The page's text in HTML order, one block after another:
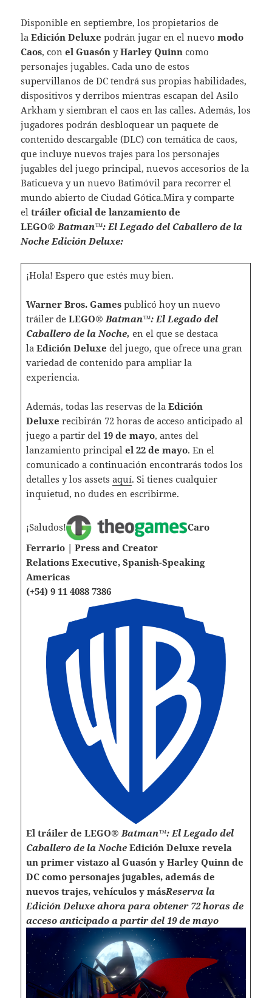
Disponible en septiembre, los propietarios de
laEdición Deluxe podrán jugar en el nuevomodo
Caos, conel Guasón yHarley Quinn como
personajes jugables. Cada uno de estos
supervillanos de DC tendrá sus propias habilidades,
dispositivos y derribos mientras escapan del Asilo
Arkham y siembran el caos en las calles. Además, los
jugadores podrán desbloquear un paquete de
contenido descargable (DLC) con temática de caos,
que incluye nuevos trajes para los personajes
jugables del juego principal, nuevos accesorios de la
Baticueva y un nuevo Batimóvil para recorrer el
mundo abierto de Ciudad Gótica.Mira y comparte
eltráiler oficial de lanzamiento de
LEGO® Batman™: El Legado del Caballero de la
Noche Edición Deluxe:
¡Hola! Espero que estés muy bien.
Warner Bros. Gamespublicó hoy un nuevo
tráiler de LEGO® Batman™: El Legado del
Caballero de la Noche, en el que se destaca
la Edición Deluxe del juego, que ofrece una gran
variedad de contenido para ampliar la
experiencia.
Además, todas las reservas de la Edición
Deluxe recibirán 72 horas de acceso anticipado al
juego a partir del 19 de mayo, antes del
lanzamiento principal el 22 de mayo. En el
comunicado a continuación encontrarás todos los
detalles y los assets aquí. Si tienes cualquier
inquietud, no dudes en escribirme.
¡Saludos!
Caro
Ferrario | Press and Creator
Relations Executive, Spanish-Speaking
Americas
(+54) 9 11 4088 7386
El tráiler de LEGO® Batman™: El Legado del
Caballero de la Noche Edición Deluxe revela
un primer vistazo al Guasón y Harley Quinn de
DC como personajes jugables, además de
nuevos trajes, vehículos y másReserva la
Edición Deluxe ahora para obtener 72 horas de
acceso anticipado a partir del 19 de mayo